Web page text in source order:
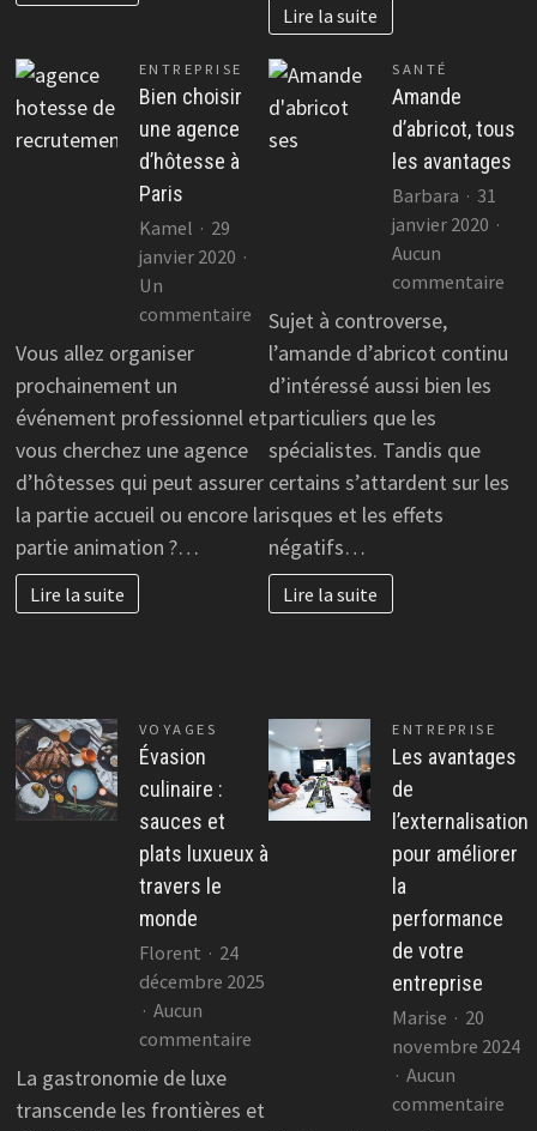
Lire la suite
ENTREPRISE
Bien choisir
une agence
d’hôtesse à
Paris
Kamel
29
janvier 2020
Un
commentairesur
Bien
une
agence
d’hôtesse
à
Paris
Vous allez organiser
prochainement un
événement professionnel et
vous cherchez une agence
d’hôtesses qui peut assurer
la partie accueil ou encore la
partie animation ?…
Lire la suite
SANTÉ
Amande
d’abricot, tous
les avantages
Barbara
31
janvier 2020
Aucun
commentaire
Sujet à controverse,
l’amande d’abricot continu
d’intéressé aussi bien les
particuliers que les
spécialistes. Tandis que
certains s’attardent sur les
risques et les effets
négatifs…
Lire la suite
VOYAGES
Évasion
culinaire :
sauces et
plats luxueux à
travers le
monde
Florent
24
décembre 2025
Aucun
commentairesur
:
La gastronomie de luxe
transcende les frontières et
ENTREPRISE
Les avantages
de
l’externalisation
pour améliorer
la
performance
de votre
entreprise
Marise
20
novembre 2024
Aucun
commentaire